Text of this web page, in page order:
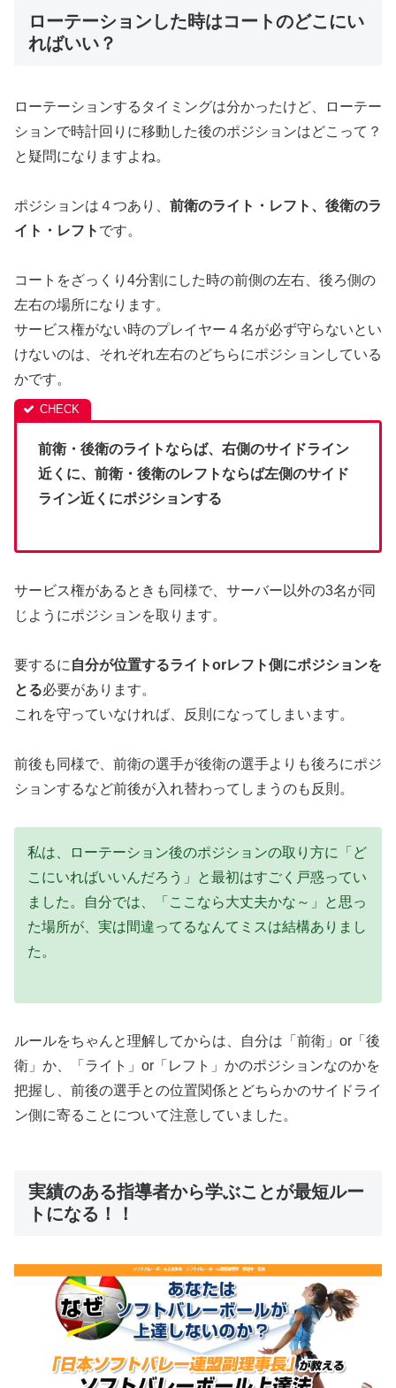
ローテーションした時はコートのどこにい
ればいい？
ローテーションするタイミングは分かったけど、ローテー
ションで時計回りに移動した後のポジションはどこって？
と疑問になりますよね。
ポジションは４つあり、 前衛のライト・レフト、後衛のラ
イト・レフト です。
コートをざっくり4分割にした時の前側の左右、後ろ側の
左右の場所になります。
サービス権がない時のプレイヤー４名が必ず守らないとい
けないのは、それぞれ左右のどちらにポジションしている
かです。
前衛・後衛のライトならば、右側のサイドライン
近くに、前衛・後衛のレフトならば左側のサイド
ライン近くにポジションする
サービス権があるときも同様で、サーバー以外の3名が同
じようにポジションを取ります。
要するに 自分が位置するライトorレフト側にポジションを
とる必要があります。
これを守っていなければ、反則になってしまいます。
前後も同様で、前衛の選手が後衛の選手よりも後ろにポジ
ションするなど前後が入れ替わってしまうのも反則。
私は、ローテーション後のポジションの取り方に「ど
こにいればいいんだろう」と最初はすごく戸惑ってい
ました。自分では、「ここなら大丈夫かな～」と思っ
た場所が、実は間違ってるなんてミスは結構ありまし
た。
ルールをちゃんと理解してからは、自分は「前衛」or「後
衛」か、「ライト」or「レフト」かのポジションなのかを
把握し、前後の選手との位置関係とどちらかのサイドライ
ン側に寄ることについて注意していました。
実績のある指導者から学ぶことが最短ルー
トになる！！